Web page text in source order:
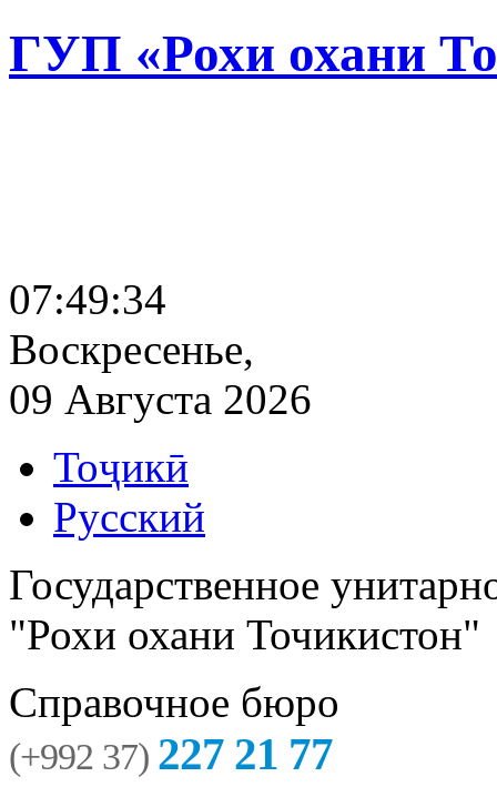
ГУП «Рохи охани
07:49:35
Воскресенье,
09 Августа 2026
Тоҷикӣ
Русский
Государственное
"Рохи охани Точикистон"
Справочное бюро
(+992 37) 227 21 77